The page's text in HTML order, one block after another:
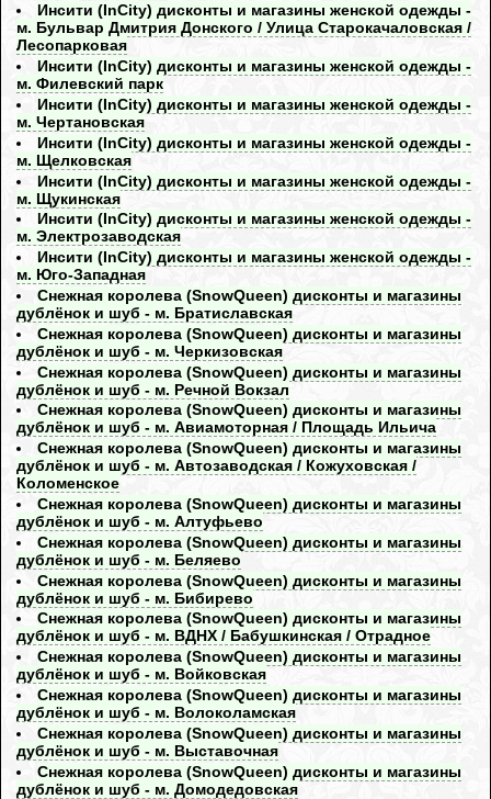
Инсити (InCity) дисконты и магазины женской одежды -
м. Бульвар Дмитрия Донского / Улица Старокачаловская /
Лесопарковая
Инсити (InCity) дисконты и магазины женской одежды -
м. Филевский парк
Инсити (InCity) дисконты и магазины женской одежды -
м. Чертановская
Инсити (InCity) дисконты и магазины женской одежды -
м. Щелковская
Инсити (InCity) дисконты и магазины женской одежды -
м. Щукинская
Инсити (InCity) дисконты и магазины женской одежды -
м. Электрозаводская
Инсити (InCity) дисконты и магазины женской одежды -
м. Юго-Западная
Снежная королева (SnowQueen) дисконты и магазины
дублёнок и шуб - м. Братиславская
Снежная королева (SnowQueen) дисконты и магазины
дублёнок и шуб - м. Черкизовская
Снежная королева (SnowQueen) дисконты и магазины
дублёнок и шуб - м. Речной Вокзал
Снежная королева (SnowQueen) дисконты и магазины
дублёнок и шуб - м. Авиамоторная / Площадь Ильича
Снежная королева (SnowQueen) дисконты и магазины
дублёнок и шуб - м. Автозаводская / Кожуховская /
Коломенское
Снежная королева (SnowQueen) дисконты и магазины
дублёнок и шуб - м. Алтуфьево
Снежная королева (SnowQueen) дисконты и магазины
дублёнок и шуб - м. Беляево
Снежная королева (SnowQueen) дисконты и магазины
дублёнок и шуб - м. Бибирево
Снежная королева (SnowQueen) дисконты и магазины
дублёнок и шуб - м. ВДНХ / Бабушкинская / Отрадное
Снежная королева (SnowQueen) дисконты и магазины
дублёнок и шуб - м. Войковская
Снежная королева (SnowQueen) дисконты и магазины
дублёнок и шуб - м. Волоколамская
Снежная королева (SnowQueen) дисконты и магазины
дублёнок и шуб - м. Выставочная
Снежная королева (SnowQueen) дисконты и магазины
дублёнок и шуб - м. Домодедовская